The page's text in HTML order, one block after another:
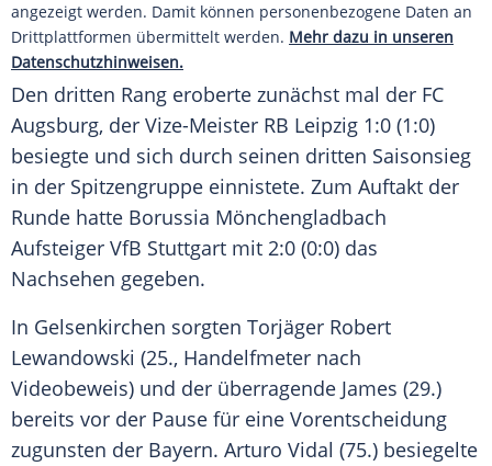
angezeigt werden. Damit können personenbezogene Daten an
Drittplattformen übermittelt werden. Mehr dazu in unseren
Datenschutzhinweisen.
Den dritten Rang eroberte zunächst mal der FC
Augsburg, der Vize-Meister RB Leipzig 1:0 (1:0)
besiegte und sich durch seinen dritten Saisonsieg
in der Spitzengruppe einnistete. Zum Auftakt der
Runde hatte Borussia Mönchengladbach
Aufsteiger VfB Stuttgart mit 2:0 (0:0) das
Nachsehen gegeben.
In Gelsenkirchen sorgten Torjäger Robert
Lewandowski (25., Handelfmeter nach
Videobeweis) und der überragende James (29.)
bereits vor der Pause für eine Vorentscheidung
zugunsten der Bayern. Arturo Vidal (75.) besiegelte